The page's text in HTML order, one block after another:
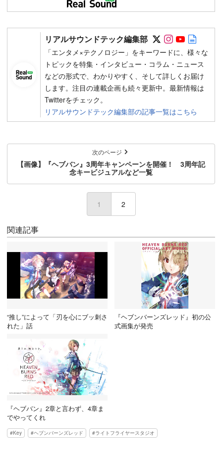
リアルサウンドテック編集部 Follow on
Follow on
Follow
「エンタメ×テクノロジー」をキーワードに、様々な
トピックを特集・インタビュー・コラム・ニュース
などの形式で、わかりやすく、そして詳しくお届け
します。注目の連載企画も続々更新中。最新情報は
Twitterをチェック。
リアルサウンドテック編集部の記事一覧はこちら
次のページ
【画像】『ヘブバン』3周年キャンペーンを開催！ 3周年記
念キービジュアルなど一覧
1 2
関連記事
“推し”によって「刃を心にブッ刺さ
れた」話
『ヘブンバーンズレッド』初の公
式画集が発売
『ヘブバン』2章と言わず、4章ま
でやってくれ
Key ヘブンバーンズレッド ライトフライヤースタジオ